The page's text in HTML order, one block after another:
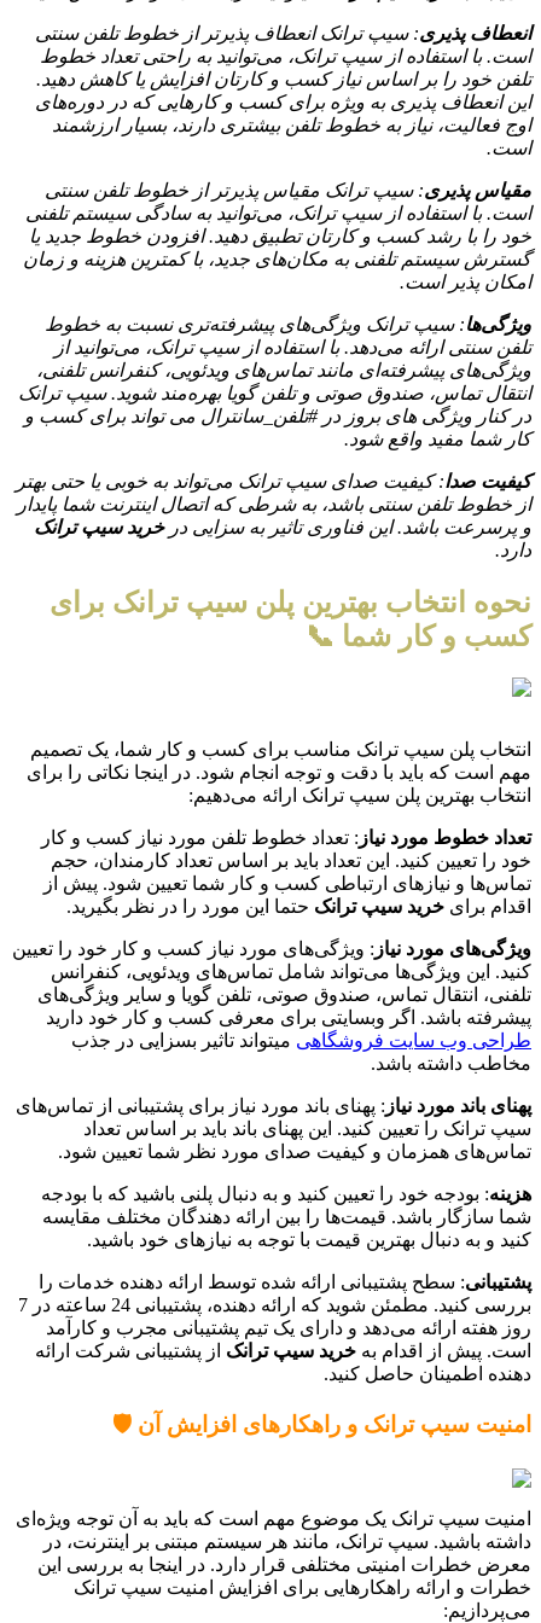
انعطاف پذیری: سیپ ترانک انعطاف پذیرتر از خطوط تلفن سنتی
است. با استفاده از سیپ ترانک، می‌توانید به راحتی تعداد خطوط
تلفن خود را بر اساس نیاز کسب و کارتان افزایش یا کاهش دهید.
این انعطاف پذیری به ویژه برای کسب و کارهایی که در دوره‌های
اوج فعالیت، نیاز به خطوط تلفن بیشتری دارند، بسیار ارزشمند
است.
مقیاس پذیری: سیپ ترانک مقیاس پذیرتر از خطوط تلفن سنتی
است. با استفاده از سیپ ترانک، می‌توانید به سادگی سیستم تلفنی
خود را با رشد کسب و کارتان تطبیق دهید. افزودن خطوط جدید یا
گسترش سیستم تلفنی به مکان‌های جدید، با کمترین هزینه و زمان
امکان پذیر است.
ویژگی‌ها: سیپ ترانک ویژگی‌های پیشرفته‌تری نسبت به خطوط
تلفن سنتی ارائه می‌دهد. با استفاده از سیپ ترانک، می‌توانید از
ویژگی‌های پیشرفته‌ای مانند تماس‌های ویدئویی، کنفرانس تلفنی،
انتقال تماس، صندوق صوتی و تلفن گویا بهره‌مند شوید. سیپ ترانک
در کنار ویژگی های بروز در #تلفن_سانترال می تواند برای کسب و
کار شما مفید واقع شود.
کیفیت صدا: کیفیت صدای سیپ ترانک می‌تواند به خوبی یا حتی بهتر
از خطوط تلفن سنتی باشد، به شرطی که اتصال اینترنت شما پایدار
و پرسرعت باشد. این فناوری تاثیر به سزایی درخرید سیپ ترانک
دارد.
نحوه انتخاب بهترین پلن سیپ ترانک برای
کسب و کار شما 📞
انتخاب پلن سیپ ترانک مناسب برای کسب و کار شما، یک تصمیم
مهم است که باید با دقت و توجه انجام شود. در اینجا نکاتی را برای
انتخاب بهترین پلن سیپ ترانک ارائه می‌دهیم:
تعداد خطوط مورد نیاز : تعداد خطوط تلفن مورد نیاز کسب و کار
خود را تعیین کنید. این تعداد باید بر اساس تعداد کارمندان، حجم
تماس‌ها و نیازهای ارتباطی کسب و کار شما تعیین شود. پیش از
اقدام برای خرید سیپ ترانک حتما این مورد را در نظر بگیرید.
ویژگی‌های مورد نیاز : ویژگی‌های مورد نیاز کسب و کار خود را تعیین
کنید. این ویژگی‌ها می‌تواند شامل تماس‌های ویدئویی، کنفرانس
تلفنی، انتقال تماس، صندوق صوتی، تلفن گویا و سایر ویژگی‌های
پیشرفته باشد. اگر وبسایتی برای معرفی کسب و کار خود دارید
طراحی وب سایت فروشگاهی میتواند تاثیر بسزایی در جذب
مخاطب داشته باشد.
پهنای باند مورد نیاز : پهنای باند مورد نیاز برای پشتیبانی از تماس‌های
سیپ ترانک را تعیین کنید. این پهنای باند باید بر اساس تعداد
تماس‌های همزمان و کیفیت صدای مورد نظر شما تعیین شود.
هزینه: بودجه خود را تعیین کنید و به دنبال پلنی باشید که با بودجه
شما سازگار باشد. قیمت‌ها را بین ارائه دهندگان مختلف مقایسه
کنید و به دنبال بهترین قیمت با توجه به نیازهای خود باشید.
پشتیبانی: سطح پشتیبانی ارائه شده توسط ارائه دهنده خدمات را
بررسی کنید. مطمئن شوید که ارائه دهنده، پشتیبانی 24 ساعته در 7
روز هفته ارائه می‌دهد و دارای یک تیم پشتیبانی مجرب و کارآمد
است. پیش از اقدام به خرید سیپ ترانک از پشتیبانی شرکت ارائه
دهنده اطمینان حاصل کنید.
امنیت سیپ ترانک و راهکارهای افزایش آن 🛡️
امنیت سیپ ترانک یک موضوع مهم است که باید به آن توجه ویژه‌ای
داشته باشید. سیپ ترانک، مانند هر سیستم مبتنی بر اینترنت، در
معرض خطرات امنیتی مختلفی قرار دارد. در اینجا به بررسی این
خطرات و ارائه راهکارهایی برای افزایش امنیت سیپ ترانک
می‌پردازیم: